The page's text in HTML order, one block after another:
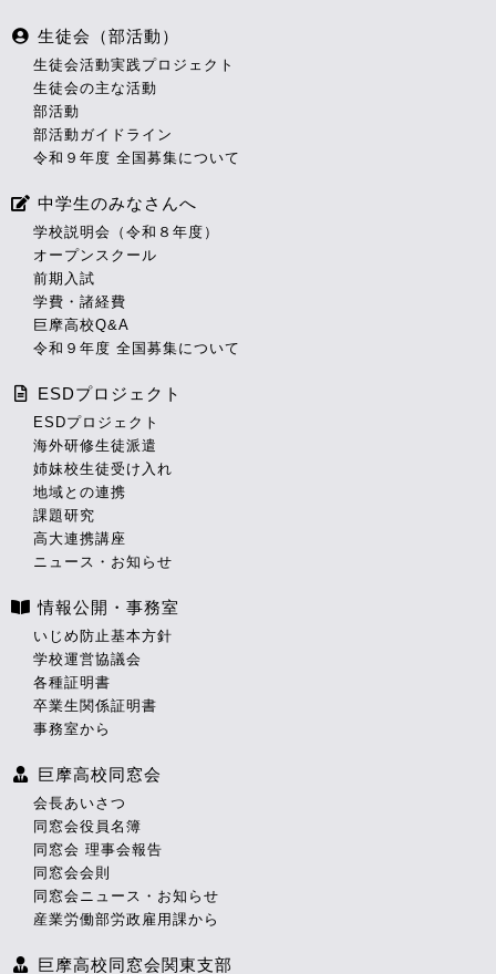
生徒会（部活動）
生徒会活動実践プロジェクト
生徒会の主な活動
部活動
部活動ガイドライン
令和９年度 全国募集について
中学生のみなさんへ
学校説明会（令和８年度）
オープンスクール
前期入試
学費・諸経費
巨摩高校Q&A
令和９年度 全国募集について
ESDプロジェクト
ESDプロジェクト
海外研修生徒派遣
姉妹校生徒受け入れ
地域との連携
課題研究
高大連携講座
ニュース・お知らせ
情報公開・事務室
いじめ防止基本方針
学校運営協議会
各種証明書
卒業生関係証明書
事務室から
巨摩高校同窓会
会長あいさつ
同窓会役員名簿
同窓会 理事会報告
同窓会会則
同窓会ニュース・お知らせ
産業労働部労政雇用課から
巨摩高校同窓会関東支部